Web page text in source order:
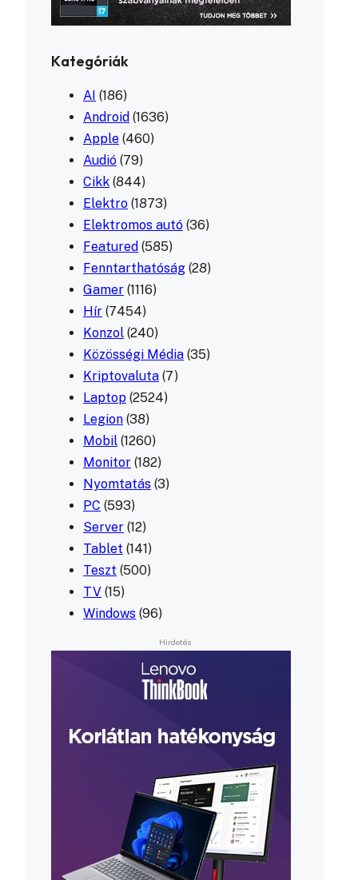
Kategóriák
AI (186)
Android (1636)
Apple (460)
Audió (79)
Cikk (844)
Elektro (1873)
Elektromos autó (36)
Featured (585)
Fenntarthatóság (28)
Gamer (1116)
Hír (7454)
Konzol (240)
Közösségi Média (35)
Kriptovaluta (7)
Laptop (2524)
Legion (38)
Mobil (1260)
Monitor (182)
Nyomtatás (3)
PC (593)
Server (12)
Tablet (141)
Teszt (500)
TV (15)
Windows (96)